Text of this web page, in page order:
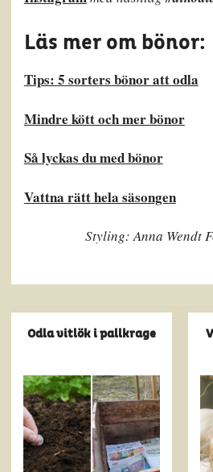
Läs mer om bönor:
Tips: 5 sorters bönor att odla
Mindre kött och mer bönor
Så lyckas du med bönor
Vattna rätt hela säsongen
Styling: Anna Wendt
Odla vitlök i pallkrage